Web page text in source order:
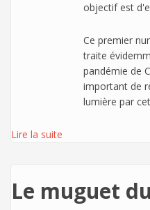
objectif est
Ce premier
traite
pandémie de
important de
lumière par
Lire la suite
Le muguet